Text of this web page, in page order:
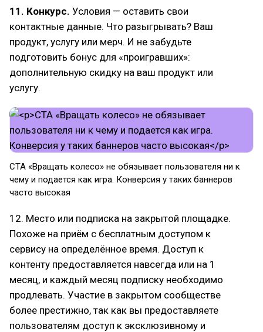
11. Конкурс. Условия — оставить свои
контактные данные. Что разыгрывать? Ваш
продукт, услугу или мерч. И не забудьте
подготовить бонус для «проигравших»:
дополнительную скидку на ваш продукт или
услугу.
СТА «Вращать колесо» не обязывает пользователя ни к
чему и подается как игра. Конверсия у таких баннеров
часто высокая
12. Место или подписка на закрытой площадке.
Похоже на приём с бесплатным доступом к
сервису на определённое время. Доступ к
контенту предоставляется навсегда или на 1
месяц, и каждый месяц подписку необходимо
продлевать. Участие в закрытом сообществе
более престижно, так как вы предоставляете
пользователям доступ к эксклюзивному и